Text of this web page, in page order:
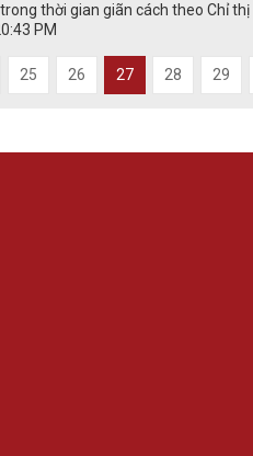
thời gian giãn cách theo Chỉ
PM
25 26 27 28 29